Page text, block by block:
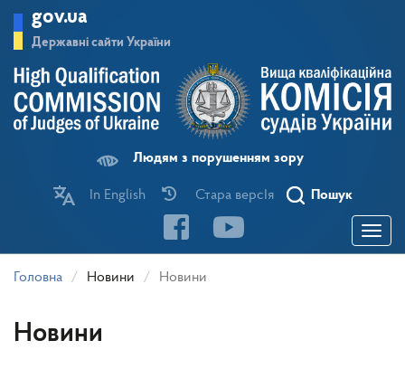
основного
матеріалу
gov.ua
Державні сайти України
Людям з порушенням зору
In English Стара версІя Пошук
Toggle
Головна Новини Новини
Новини